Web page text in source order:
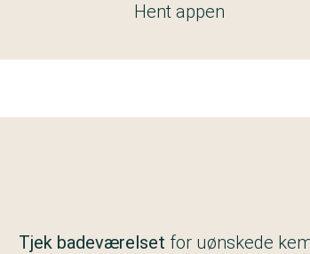
Hent appen
Tjek badeværelset for uønskede